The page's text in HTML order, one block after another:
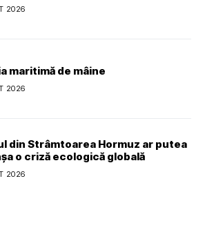
2026
maritimă de mâine
2026
din Strâmtoarea Hormuz ar putea
o criză ecologică globală
2026